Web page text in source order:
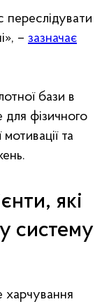
– зазначає
бази в
фізичного
та
які
систему
харчування